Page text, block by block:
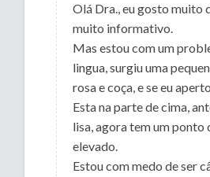
Olá Dra., eu gosto muito
muito informativo.
Mas estou com um
lingua, surgiu uma
rosa e coça, e se eu
Esta na parte de cima,
lisa, agora tem um ponto
elevado.
Estou com medo de ser